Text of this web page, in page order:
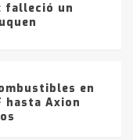
falleció un
en
hasta Axion